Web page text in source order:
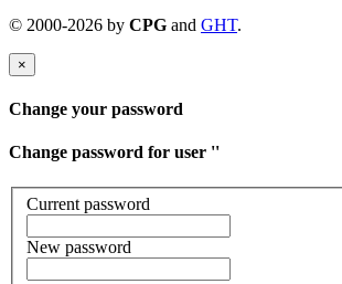
© 2000-2026 by CPG and GHT.
×
Change your password
Change password for user ''
Current password
New password